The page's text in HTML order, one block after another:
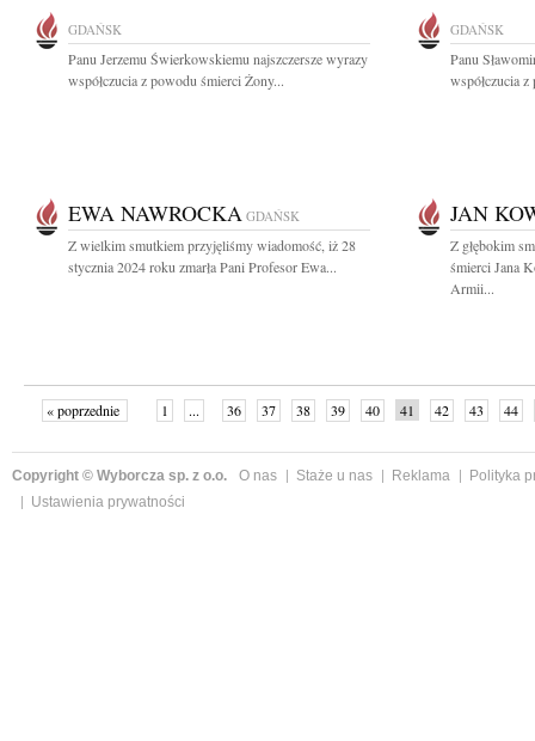
GDAŃSK
Panu Jerzemu Świerkowskiemu najszczersze wyrazy
współczucia z powodu śmierci Żony...
GDAŃSK
Panu
współczucia
EWA NAWROCKA GDAŃSK
Z wielkim smutkiem przyjęliśmy wiadomość, iż 28
stycznia 2024 roku zmarła Pani Profesor Ewa...
JAN
Z głębokim
śmierci Jana
Armii...
« poprzednie 1 ... 36 37 38 39 40 41 42 43
44
Copyright © Wyborcza sp. z o.o. O nas Staże u nas Reklama
Polityka
Ustawienia prywatności